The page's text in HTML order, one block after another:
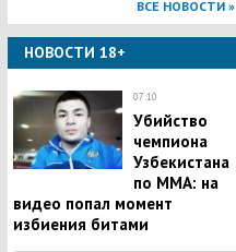
ВСЕ НОВОСТИ »
НОВОСТИ 18+
07:10
Убийство
чемпиона
Узбекистана
по MMA: на
видео попал момент
избиения битами